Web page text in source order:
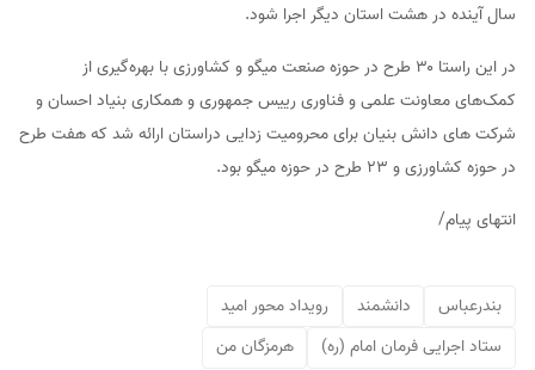
سال آینده در هشت استان دیگر اجرا شود.
در این راستا ۳۰ طرح در حوزه صنعت میگو و کشاورزی با بهره‌گیری از
کمک‌های معاونت علمی و فناوری رییس جمهوری و همکاری بنیاد احسان و
شرکت های دانش بنیان برای محرومیت زدایی دراستان ارائه شد که هفت طرح
در حوزه کشاورزی و ۲۳ طرح در حوزه میگو بود.
انتهای پیام/
بندرعباس دانشمند
رویداد محور امید
ستاد اجرایی فرمان امام (ره)
هرمزگان من